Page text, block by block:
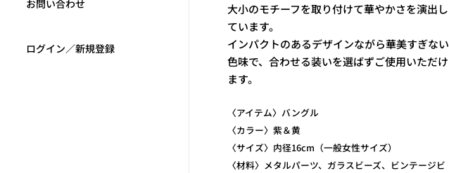
お問い合わせ
ログイン／新規登録
大小のモチーフを取り付けて華やかさを演出し
ています。
インパクトのあるデザインながら華美すぎない
色味で、合わせる装いを選ばずご使用いただけ
ます。
〈アイテム〉バングル
〈カラー〉紫＆黄
〈サイズ〉内径16cm（一般女性サイズ）
〈材料〉メタルパーツ、ガラスビーズ、ビンテージビ